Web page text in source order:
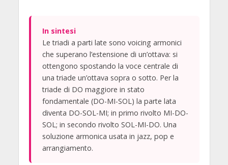
In sintesi
Le triadi a parti late sono voicing armonici
che superano l’estensione di un’ottava: si
ottengono spostando la voce centrale di
una triade un’ottava sopra o sotto. Per la
triade di DO maggiore in stato
fondamentale (DO-MI-SOL) la parte lata
diventa DO-SOL-MI; in primo rivolto MI-DO-
SOL; in secondo rivolto SOL-MI-DO. Una
soluzione armonica usata in jazz, pop e
arrangiamento.